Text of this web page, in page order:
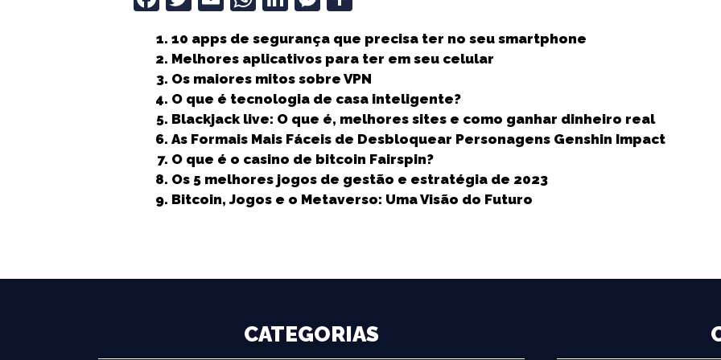
c
e
b
o
o
k
it
t
e
r
ai
l
a
ts
A
p
p
k
e
dI
n
ss
e
n
g
e
r
a
r
e
10 apps de segurança que precisa ter no seu smartphone
Melhores aplicativos para ter em seu celular
Os maiores mitos sobre VPN
O que é tecnologia de casa inteligente?
Blackjack live: O que é, melhores sites e como ganhar dinheiro real
As Formais Mais Fáceis de Desbloquear Personagens Genshin Impact
O que é o casino de bitcoin Fairspin?
Os 5 melhores jogos de gestão e estratégia de 2023
Bitcoin, Jogos e o Metaverso: Uma Visão do Futuro
CATEGORIAS